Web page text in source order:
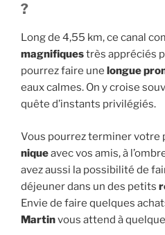
?
Long de 4,55 km, ce canal
magnifiquestrès appréciés
pourrez faire une longue
eaux calmes. On y croise
quête d’instants privilégiés.
Vous pourrez terminer votre
niqueavec vos amis, à
avez aussi la possibilité de
déjeuner dans un des petits
Envie de faire quelques
Martinvous attend à